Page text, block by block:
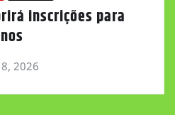
inscrições para
2026